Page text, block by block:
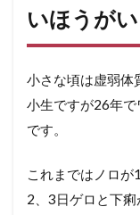
いほうが
小さな頃は虚弱体
小生ですが26年
です。
これまではノロが
2、3日ゲロと下